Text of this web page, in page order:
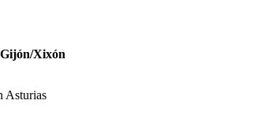
Xixón
Asturias